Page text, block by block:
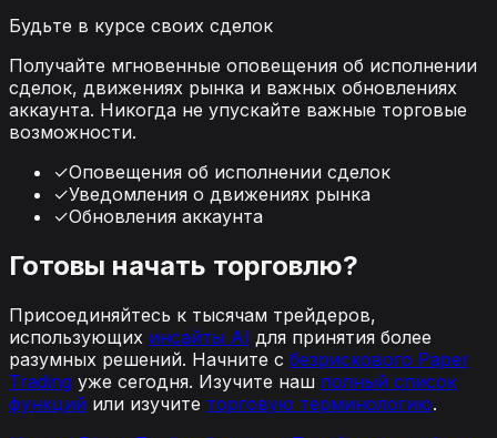
Будьте в курсе своих сделок
Получайте мгновенные оповещения об исполнении
сделок, движениях рынка и важных обновлениях
аккаунта. Никогда не упускайте важные торговые
возможности.
✓Оповещения об исполнении сделок
✓Уведомления о движениях рынка
✓Обновления аккаунта
Готовы начать торговлю?
Присоединяйтесь к тысячам трейдеров,
использующих инсайты AI для принятия более
разумных решений. Начните с безрискового Paper
Trading уже сегодня. Изучите наш полный список
функций или изучите торговую терминологию.